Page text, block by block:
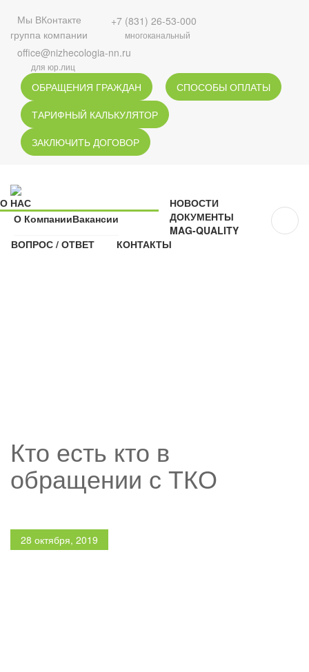
Мы ВКонтакте
группа компании
+7 (831) 26-53-000
многоканальный
office@nizhecologia-nn.ru
для юр.лиц
ОБРАЩЕНИЯ ГРАЖДАН
СПОСОБЫ ОПЛАТЫ
ТАРИФНЫЙ КАЛЬКУЛЯТОР
ЗАКЛЮЧИТЬ ДОГОВОР
О НАС
О КомпанииВакансии
НОВОСТИ
ДОКУМЕНТЫ
MAG-QUALITY
ВОПРОС / ОТВЕТ
КОНТАКТЫ
Кто есть кто в
обращении с ТКО
28 октября, 2019